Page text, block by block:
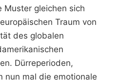
Muster gleichen sich
Traum von
des globalen
Dürreperioden,
nun mal die emotionale